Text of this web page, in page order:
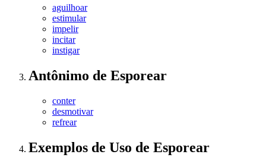
aguilhoar
estimular
impelir
incitar
instigar
Antônimo de Esporear
conter
desmotivar
refrear
Exemplos de Uso de Esporear